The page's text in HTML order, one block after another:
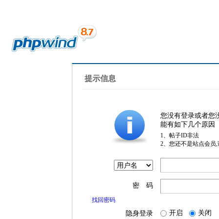
提示信息
您没有登录或者您
能有如下几个原因
1、帖子ID非法
2、您还不是站点会员
密 码
找回密码
隐身登录 开启 关闭